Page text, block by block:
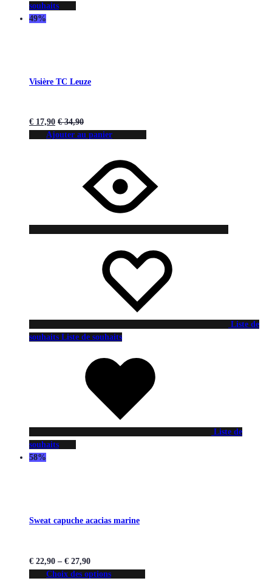
souhaits
49%
Visière TC Leuze
€ 17,90 €34,90
Ajouter au panier
Liste de
souhaits Liste de souhaits
Liste de
souhaits
58%
Sweat capuche acacias marine
€ 22,90 – € 27,90
Choix des options